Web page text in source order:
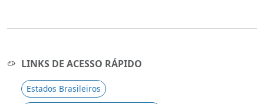
LINKS DE ACESSO RÁPIDO
Estados Brasileiros